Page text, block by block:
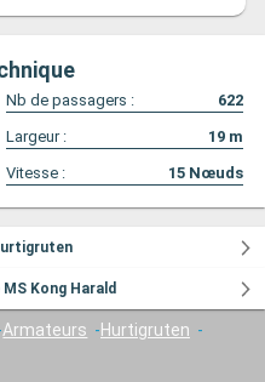
Nb de passagers :
622
Largeur : 19 m
Vitesse : 15 Nœuds
Kong Harald
Armateurs
Hurtigruten